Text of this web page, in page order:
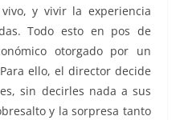
y vivir la experiencia
Todo esto en pos de
otorgado por un
ello, el director decide
sin decirles nada a sus
y la sorpresa tanto